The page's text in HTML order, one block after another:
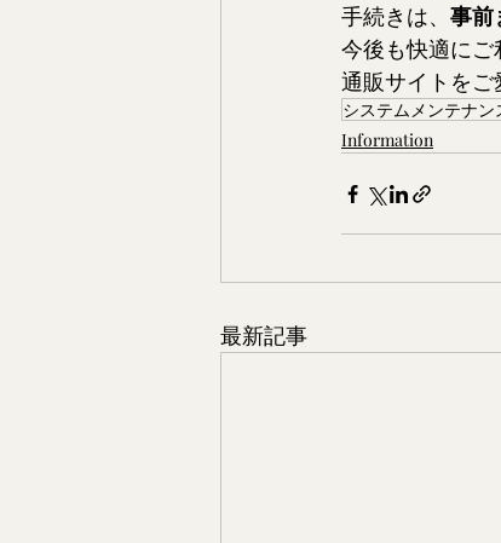
手続きは、 事前
今後も快適に
通販サイトをご
システムメンテナン
Information
最新記事